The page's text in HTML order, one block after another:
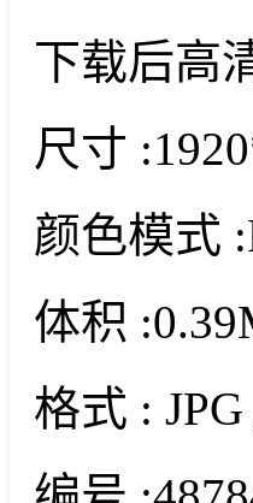
下载后高
尺寸 :
颜色模式 :
体积 :
格式 : JPG